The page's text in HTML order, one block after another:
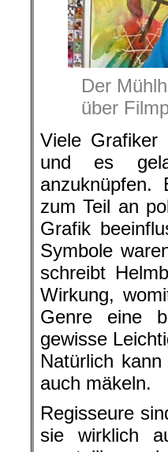
Der
über
Viele Grafiker
und es
anzuknüpfen.
zum Teil an
Grafik
Symbole
schreibt
Wirkung,
Genre eine
gewisse
Natürlich
auch mäkeln.
Regisseure
sie wirklich